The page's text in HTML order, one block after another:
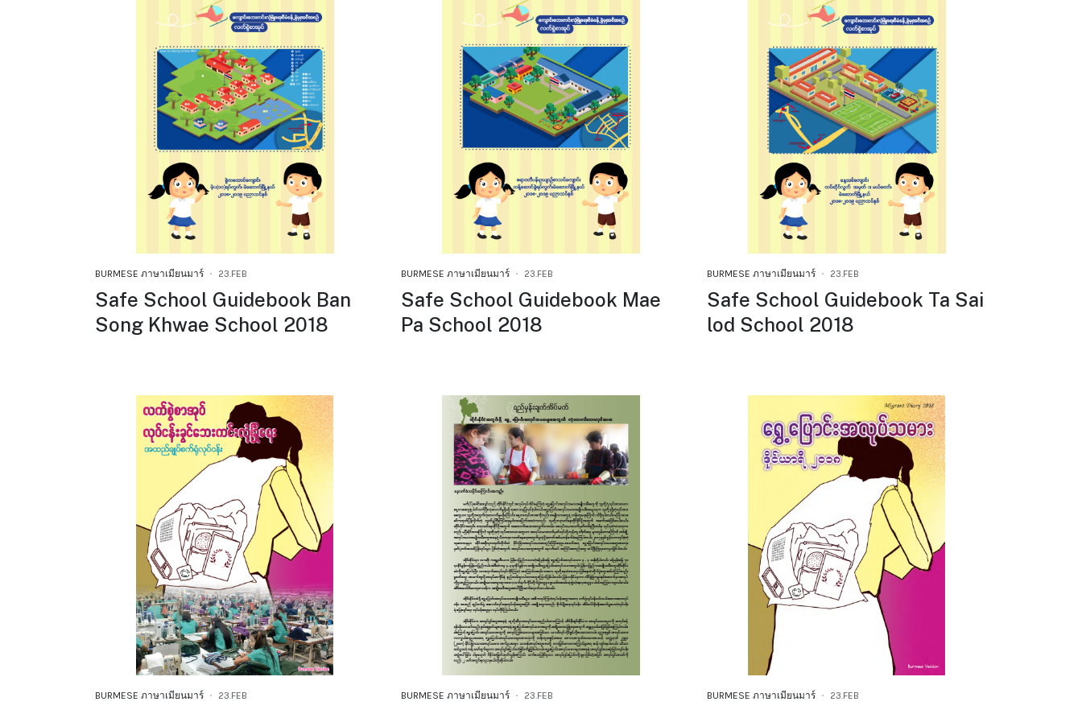
BURMESE ภาษาเมียนมาร์ 23.FEB
Safe School Guidebook Ban
Song Khwae School 2018
BURMESE ภาษาเมียนมาร์ 23.FEB
Safe School Guidebook Mae
Pa School 2018
BURMESE ภาษาเมียนมาร์ 23.FEB
Safe School Guidebook Ta Sai
lod School 2018
BURMESE ภาษาเมียนมาร์ 23.FEB BURMESE ภาษาเมียนมาร์ 23.FEB BURMESE ภาษาเมียนมาร์ 23.FEB